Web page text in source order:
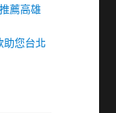
薦高雄
助您台北